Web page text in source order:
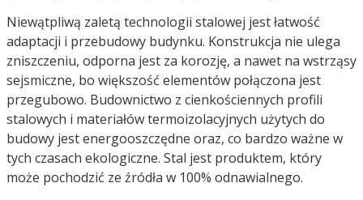
Niewątpliwą zaletą technologii stalowej jest łatwość
adaptacji i przebudowy budynku. Konstrukcja nie ulega
zniszczeniu, odporna jest za korozję, a nawet na wstrząsy
sejsmiczne, bo większość elementów połączona jest
przegubowo. Budownictwo z cienkościennych profili
stalowych i materiałów termoizolacyjnych użytych do
budowy jest energooszczędne oraz, co bardzo ważne w
tych czasach ekologiczne. Stal jest produktem, który
może pochodzić ze źródła w 100% odnawialnego.